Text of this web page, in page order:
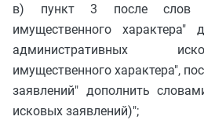
в) пункт 3 после слов
имущественного характера"
административных
имущественного характера",
заявлений" дополнить
исковых заявлений)";